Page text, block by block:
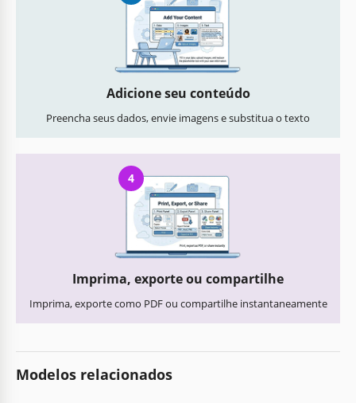
Adicione seu conteúdo
Preencha seus dados, envie imagens e substitua o texto
4
Imprima, exporte ou compartilhe
Imprima, exporte como PDF ou compartilhe instantaneamente
Modelos relacionados